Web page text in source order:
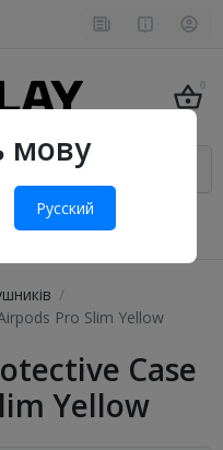
мову
Русский
0
Обмін та повернення
Pro Slim Yellow
Case
Yellow